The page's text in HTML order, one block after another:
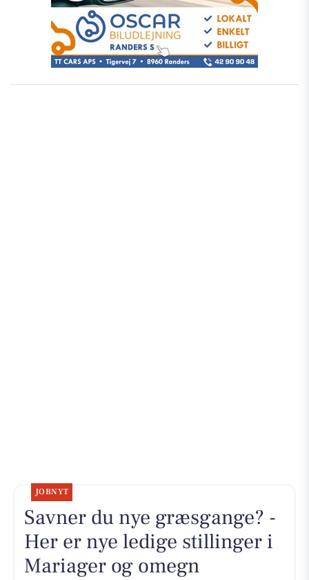
JOBNYT
Savner du nye græsgange? -
Her er nye ledige stillinger i
Mariager og omegn